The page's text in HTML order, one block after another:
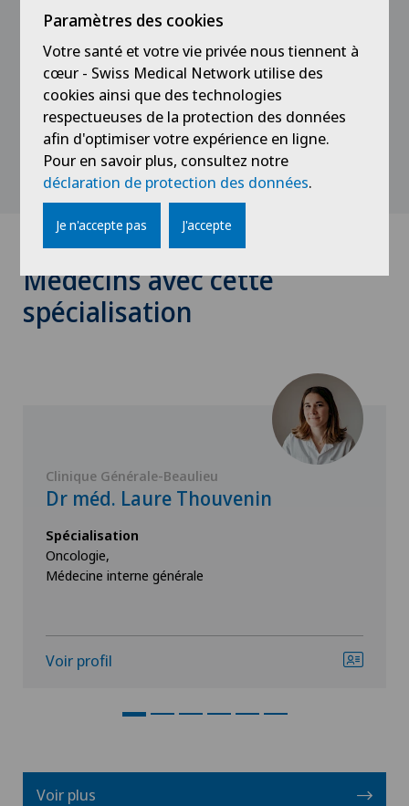
(HUG, CHUV)
2005 - 2011
Interne et Cheffe de clinique en médecine
interne (La Tour, HUG)
Médecins avec cette
spécialisation
Clinique Générale-Beaulieu
Dr méd. Laure Thouvenin
Spécialisation
Oncologie,
Médecine interne générale
Voir profil
Voir plus
Paramètres des cookies
Votre santé et votre vie privée nous tiennent à
cœur - Swiss Medical Network utilise des
cookies ainsi que des technologies
respectueuses de la protection des données
afin d'optimiser votre expérience en ligne.
Pour en savoir plus, consultez notre
déclaration de protection des données.
Je n'accepte pas J'accepte